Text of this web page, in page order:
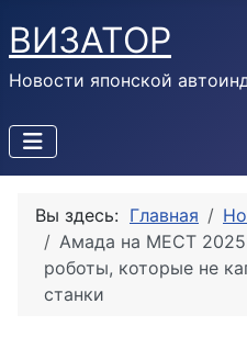
ВИЗАТОР
Новости японской
Вы здесь: Главная
Амада на MECT
роботы, которые не
станки